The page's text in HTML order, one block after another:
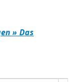
» Das